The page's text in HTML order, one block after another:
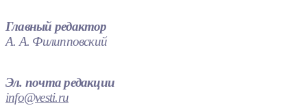
Главный редактор
А. А. Филипповский
Эл. почта редакции
info@vesti.ru